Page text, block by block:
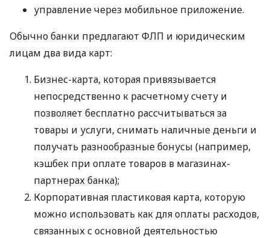
управление через мобильное приложение.
Обычно банки предлагают ФЛП и юридическим
лицам два вида карт:
Бизнес-карта, которая привязывается
непосредственно к расчетному счету и
позволяет бесплатно рассчитываться за
товары и услуги, снимать наличные деньги и
получать разнообразные бонусы (например,
кэшбек при оплате товаров в магазинах-
партнерах банка);
Корпоративная пластиковая карта, которую
можно использовать как для оплаты расходов,
связанных с основной деятельностью